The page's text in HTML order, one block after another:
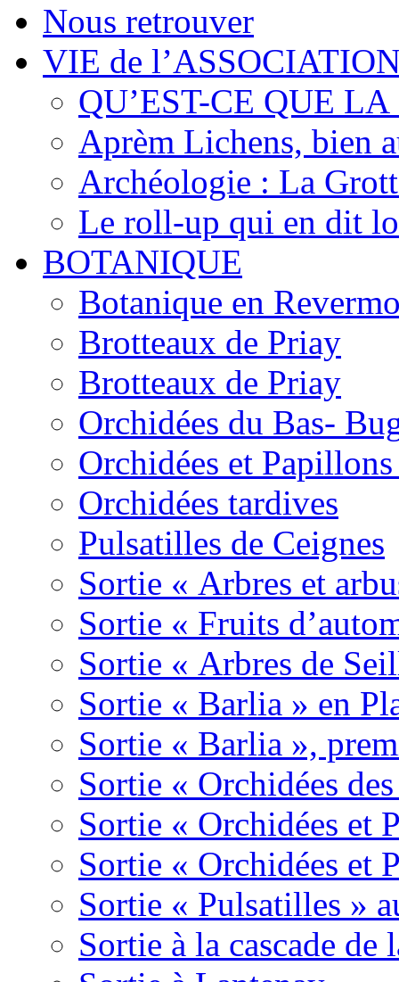
Nous retrouver
VIE de
QU’EST-CE QUE
Aprèm Lichens, bien
Archéologie : La
Le roll-up qui en dit
BOTANIQUE
Botanique en
Brotteaux de Priay
Brotteaux de Priay
Orchidées du Bas-
Orchidées et
Orchidées tardives
Pulsatilles de Ceignes
Sortie « Arbres et
Sortie « Fruits
Sortie « Arbres de
Sortie « Barlia » en
Sortie « Barlia »,
Sortie « Orchidées
Sortie « Orchidées et
Sortie « Orchidées et
Sortie « Pulsatilles »
Sortie à la cascade de